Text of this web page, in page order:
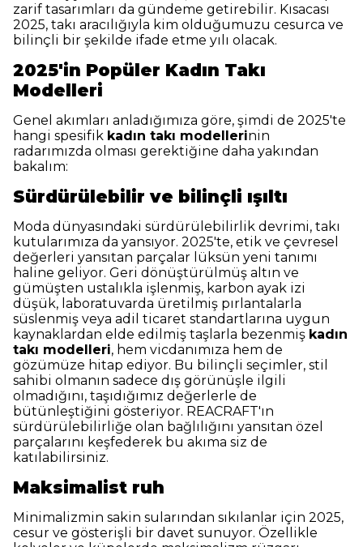
zarif tasarımları da gündeme getirebilir. Kısacası
2025, takı aracılığıyla kim olduğumuzu cesurca ve
bilinçli bir şekilde ifade etme yılı olacak.
2025'in Popüler Kadın Takı
Modelleri
Genel akımları anladığımıza göre, şimdi de 2025'te
hangi spesifik kadın takı modellerinin
radarımızda olması gerektiğine daha yakından
bakalım:
Sürdürülebilir ve bilinçli ışıltı
Moda dünyasındaki sürdürülebilirlik devrimi, takı
kutularımıza da yansıyor. 2025'te, etik ve çevresel
değerleri yansıtan parçalar lüksün yeni tanımı
haline geliyor. Geri dönüştürülmüş altın ve
gümüşten ustalıkla işlenmiş, karbon ayak izi
düşük, laboratuvarda üretilmiş pırlantalarla
süslenmiş veya adil ticaret standartlarına uygun
kaynaklardan elde edilmiş taşlarla bezenmiş kadın
takı modelleri, hem vicdanımıza hem de
gözümüze hitap ediyor. Bu bilinçli seçimler, stil
sahibi olmanın sadece dış görünüşle ilgili
olmadığını, taşıdığımız değerlerle de
bütünleştiğini gösteriyor. REACRAFT'ın
sürdürülebilirliğe olan bağlılığını yansıtan özel
parçalarını keşfederek bu akıma siz de
katılabilirsiniz.
Maksimalist ruh
Minimalizmin sakin sularından sıkılanlar için 2025,
cesur ve gösterişli bir davet sunuyor. Özellikle